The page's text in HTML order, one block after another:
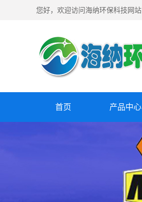
您好，欢迎访问海纳环保科技网站
首页 产品中心